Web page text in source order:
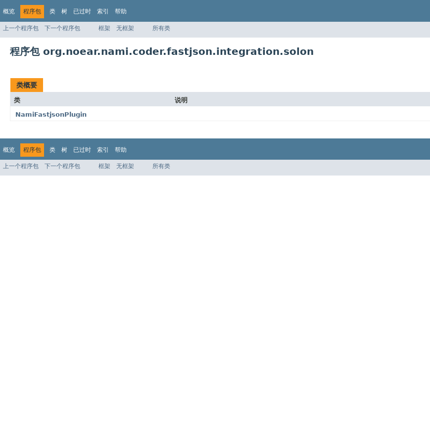
概览 程序包 类 树 已过时 索引 帮助
上一个程序包 下一个程序包 框架 无框架 所有类
程序包 org.noear.nami.coder.fastjson.integration.solon
类概要
类
说明
NamiFastjsonPlugin
概览 程序包 类 树 已过时 索引 帮助
上一个程序包 下一个程序包 框架 无框架 所有类